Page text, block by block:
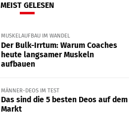
MEIST GELESEN
MUSKELAUFBAU IM WANDEL
Der Bulk-Irrtum: Warum Coaches
heute langsamer Muskeln
aufbauen
MÄNNER-DEOS IM TEST
Das sind die 5 besten Deos auf dem
Markt